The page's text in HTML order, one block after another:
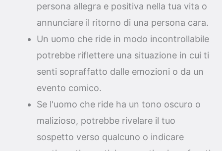
persona allegra e positiva nella tua vita o
annunciare il ritorno di una persona cara.
Un uomo che ride in modo incontrollabile
potrebbe riflettere una situazione in cui ti
senti sopraffatto dalle emozioni o da un
evento comico.
Se l'uomo che ride ha un tono oscuro o
malizioso, potrebbe rivelare il tuo
sospetto verso qualcuno o indicare